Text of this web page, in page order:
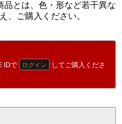
とは、色・形など若干異な
、ご購入ください。
IDで ログイン
してご購入くださ